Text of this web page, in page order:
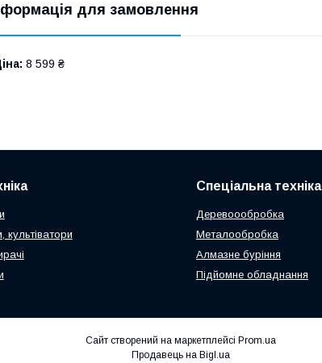
для замовлення
8 599 ₴
культіватори
Спеціальна техніка
Деревоообробка
Металообробка
Алмазне буріння
Підйомне обладнання
Сайт створений на маркетплейсі Prom.ua
Продавець на Bigl.ua